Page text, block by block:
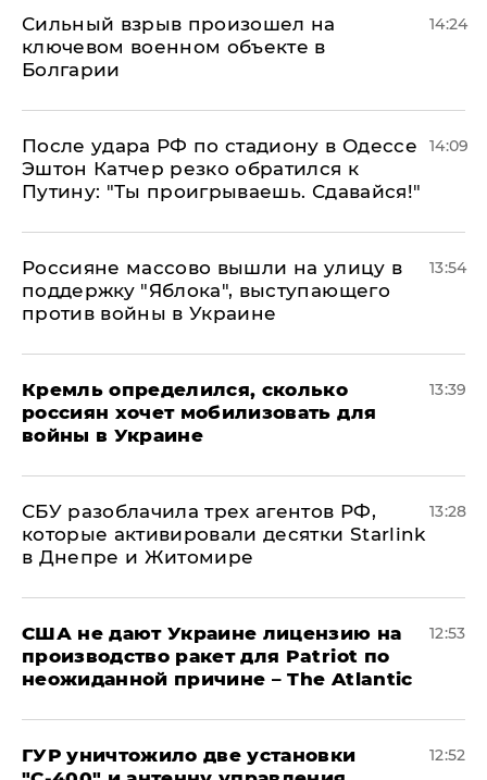
Сильный взрыв произошел на
ключевом военном объекте в
Болгарии
14:24
После удара РФ по стадиону в Одессе
Эштон Катчер резко обратился к
Путину: "Ты проигрываешь. Сдавайся!"
14:09
Россияне массово вышли на улицу в
поддержку "Яблока", выступающего
против войны в Украине
13:54
Кремль определился, сколько
россиян хочет мобилизовать для
войны в Украине
13:39
СБУ разоблачила трех агентов РФ,
которые активировали десятки Starlink
в Днепре и Житомире
13:28
США не дают Украине лицензию на
производство ракет для Patriot по
неожиданной причине – The Atlantic
12:53
ГУР уничтожило две установки
12:52